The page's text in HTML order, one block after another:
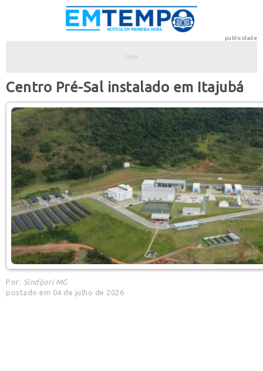
publicidade
Centro Pré-Sal instalado em Itajubá
Por: Sindijori MG
postado em 04 de julho de 2026